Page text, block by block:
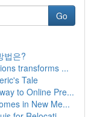
Go
법은?
transforms ...
Tale
to Online Pre...
in New Me...